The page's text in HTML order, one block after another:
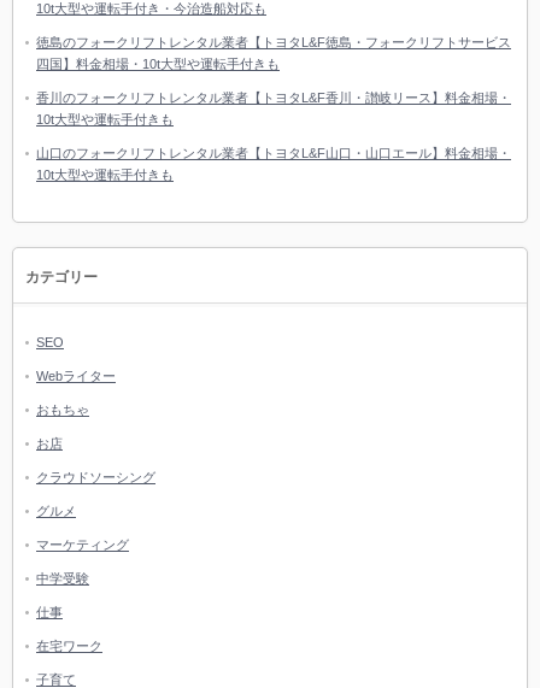
10t大型や運転手付き・今治造船対応も
徳島のフォークリフトレンタル業者【トヨタL&F徳島・フォークリフトサービス
四国】料金相場・10t大型や運転手付きも
香川のフォークリフトレンタル業者【トヨタL&F香川・讃岐リース】料金相場・
10t大型や運転手付きも
山口のフォークリフトレンタル業者【トヨタL&F山口・山口エール】料金相場・
10t大型や運転手付きも
カテゴリー
SEO
Webライター
おもちゃ
お店
クラウドソーシング
グルメ
マーケティング
中学受験
仕事
在宅ワーク
子育て